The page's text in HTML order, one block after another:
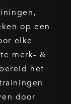
op een
elke
merk- &
het
door